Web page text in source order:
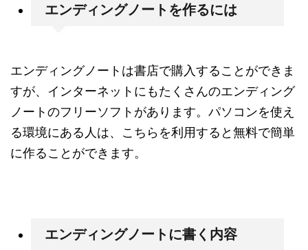
エンディングノートを作るには
エンディングノートは書店で購入することができま
すが、インターネットにもたくさんのエンディング
ノートのフリーソフトがあります。パソコンを使え
る環境にある人は、こちらを利用すると無料で簡単
に作ることができます。
エンディングノートに書く内容